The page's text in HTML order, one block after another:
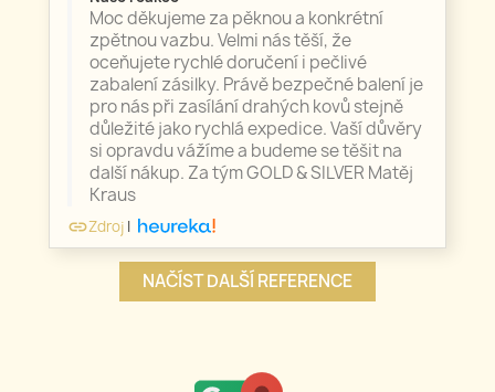
Moc děkujeme za pěknou a konkrétní
zpětnou vazbu. Velmi nás těší, že
oceňujete rychlé doručení i pečlivé
zabalení zásilky. Právě bezpečné balení je
pro nás při zasílání drahých kovů stejně
důležité jako rychlá expedice. Vaší důvěry
si opravdu vážíme a budeme se těšit na
další nákup. Za tým GOLD & SILVER Matěj
Kraus
linkZdroj |
NAČÍST DALŠÍ REFERENCE